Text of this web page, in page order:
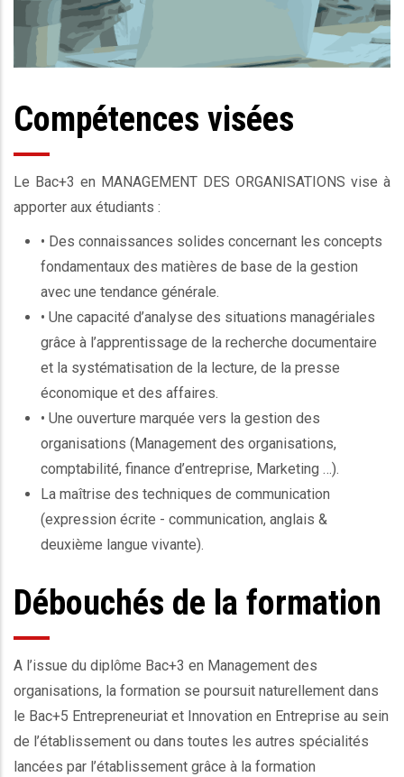
Compétences visées
Le Bac+3 en MANAGEMENT DES ORGANISATIONS vise à
apporter aux étudiants :
• Des connaissances solides concernant les concepts
fondamentaux des matières de base de la gestion
avec une tendance générale.
• Une capacité d’analyse des situations managériales
grâce à l’apprentissage de la recherche documentaire
et la systématisation de la lecture, de la presse
économique et des affaires.
• Une ouverture marquée vers la gestion des
organisations (Management des organisations,
comptabilité, finance d’entreprise, Marketing …).
La maîtrise des techniques de communication
(expression écrite - communication, anglais &
deuxième langue vivante).
Débouchés de la formation
A l’issue du diplôme Bac+3 en Management des
organisations, la formation se poursuit naturellement dans
le Bac+5 Entrepreneuriat et Innovation en Entreprise au sein
de l’établissement ou dans toutes les autres spécialités
lancées par l’établissement grâce à la formation